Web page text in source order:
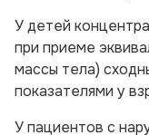
У детей
при приеме
массы тела)
показателями у
У пациентов с